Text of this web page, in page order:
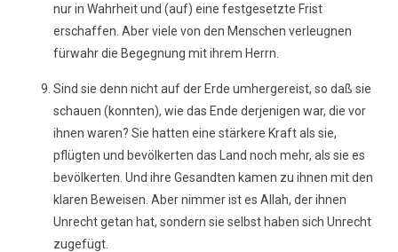
nur in Wahrheit und (auf) eine festgesetzte Frist
erschaffen. Aber viele von den Menschen verleugnen
fürwahr die Begegnung mit ihrem Herrn.
Sind sie denn nicht auf der Erde umhergereist, so daß sie
schauen (konnten), wie das Ende derjenigen war, die vor
ihnen waren? Sie hatten eine stärkere Kraft als sie,
pflügten und bevölkerten das Land noch mehr, als sie es
bevölkerten. Und ihre Gesandten kamen zu ihnen mit den
klaren Beweisen. Aber nimmer ist es Allah, der ihnen
Unrecht getan hat, sondern sie selbst haben sich Unrecht
zugefügt.